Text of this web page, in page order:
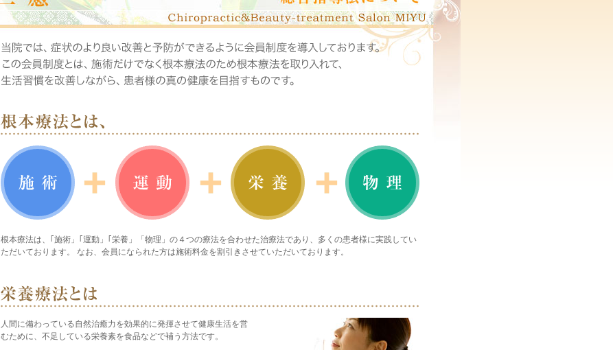
根本療法は、｢施術」｢運動」｢栄養」「物理」の４つの療法を合わせた治療法であり、多くの患者様に実践してい
ただいております。 なお、会員になられた方は施術料金を割引きさせていただいております。
人間に備わっている自然治癒力を効果的に発揮させて健康生活を営
むために、不足している栄養素を食品などで補う方法です。